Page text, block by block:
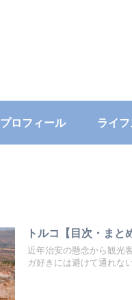
プロフィール ライ
トルコ【目次・まと
近年治安の懸念から観光
ガ好きには避けて通れな